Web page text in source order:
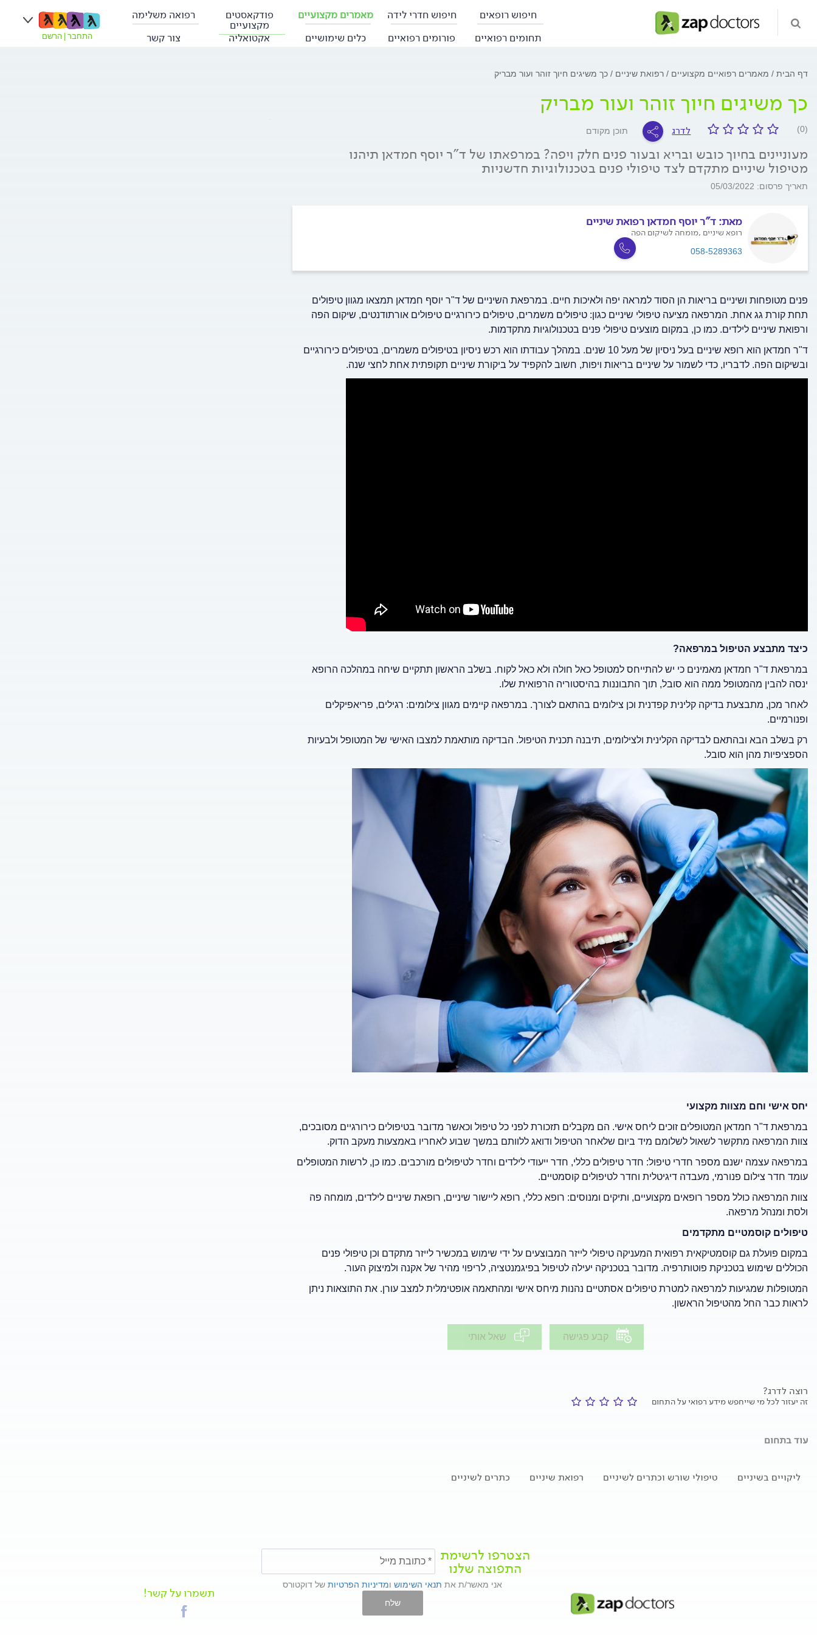
חיפוש רופאים חיפוש חדרי לידה מאמרים מקצועיים פודקאסטים
מקצועיים
רפואה משלימה
תחומים רפואיים
פורומים רפואיים כלים שימושיים אקטואליה צור קשר התחבר הרשם
דף הבית מאמרים רפואיים מקצועיים רפואת שיניים כך משיגים חיוך זוהר ועור מבריק
כך משיגים חיוך זוהר ועור מבריק
(0) לדרג תוכן מקודם
מעוניינים בחיוך כובש ובריא ובעור פנים חלק ויפה? במרפאתו של ד"ר יוסף חמדאן תיהנו
מטיפול שיניים מתקדם לצד טיפולי פנים בטכנולוגיות חדשניות
תאריך פרסום: 05/03/2022
מאת: ד"ר יוסף חמדאן רפואת שיניים
רופא שיניים ,מומחה לשיקום הפה
058-5289363
פנים מטופחות ושיניים בריאות הן הסוד למראה יפה ולאיכות חיים. במרפאת השיניים של ד"ר יוסף חמדאן תמצאו מגוון טיפולים
תחת קורת גג אחת. המרפאה מציעה טיפולי שיניים כגון: טיפולים משמרים, טיפולים כירורגיים טיפולים אורתודנטים, שיקום הפה
ורפואת שיניים לילדים. כמו כן, במקום מוצעים טיפולי פנים בטכנולוגיות מתקדמות.
ד"ר חמדאן הוא רופא שיניים בעל ניסיון של מעל 10 שנים. במהלך עבודתו הוא רכש ניסיון בטיפולים משמרים, בטיפולים כירורגיים
ובשיקום הפה. לדבריו, כדי לשמור על שיניים בריאות ויפות, חשוב להקפיד על ביקורת שיניים תקופתית אחת לחצי שנה.
כיצד מתבצע הטיפול במרפאה?
במרפאת ד"ר חמדאן מאמינים כי יש להתייחס למטופל כאל חולה ולא כאל לקוח. בשלב הראשון תתקיים שיחה במהלכה הרופא
ינסה להבין מהמטופל ממה הוא סובל, תוך התבוננות בהיסטוריה הרפואית שלו.
לאחר מכן, מתבצעת בדיקה קלינית קפדנית וכן צילומים בהתאם לצורך. במרפאה קיימים מגוון צילומים: רגילים, פריאפיקלים
ופנורמיים.
רק בשלב הבא ובהתאם לבדיקה הקלינית ולצילומים, תיבנה תכנית הטיפול. הבדיקה מותאמת למצבו האישי של המטופל ולבעיות
הספציפיות מהן הוא סובל.
יחס אישי וחם מצוות מקצועי
במרפאת ד"ר חמדאן המטופלים זוכים ליחס אישי. הם מקבלים תזכורת לפני כל טיפול וכאשר מדובר בטיפולים כירורגיים מסובכים,
צוות המרפאה מתקשר לשאול לשלומם מיד ביום שלאחר הטיפול ודואג ללוותם במשך שבוע לאחריו באמצעות מעקב הדוק.
במרפאה עצמה ישנם מספר חדרי טיפול: חדר טיפולים כללי, חדר ייעודי לילדים וחדר לטיפולים מורכבים. כמו כן, לרשות המטופלים
עומד חדר צילום פנורמי, מעבדה דיגיטלית וחדר לטיפולים קוסמטיים.
צוות המרפאה כולל מספר רופאים מקצועיים, ותיקים ומנוסים: רופא כללי, רופא ליישור שיניים, רופאת שיניים לילדים, מומחה פה
ולסת ומנהל מרפאה.
טיפולים קוסמטיים מתקדמים
במקום פועלת גם קוסמטיקאית רפואית המעניקה טיפולי לייזר המבוצעים על ידי שימוש במכשיר לייזר מתקדם וכן טיפולי פנים
הכוללים שימוש בטכניקת פוטותרפיה. מדובר בטכניקה יעילה לטיפול בפיגמנטציה, לריפוי מהיר של אקנה ולמיצוק העור.
המטופלות שמגיעות למרפאה למטרת טיפולים אסתטיים נהנות מיחס אישי ומהתאמה אופטימלית למצב עורן. את התוצאות ניתן
לראות כבר החל מהטיפול הראשון.
קבע פגישה שאל אותי
רוצה לדרג?
זה יעזור לכל מי שייחפש מידע רפואי על התחום
עוד בתחום
ליקויים בשיניים טיפולי שורש וכתרים לשיניים רפואת שיניים כתרים לשיניים
הצטרפו לרשימת
התפוצה שלנו
אני מאשר/ת את תנאי השימוש ומדיניות הפרטיות של דוקטורס
שלח
תשמרו על קשר!